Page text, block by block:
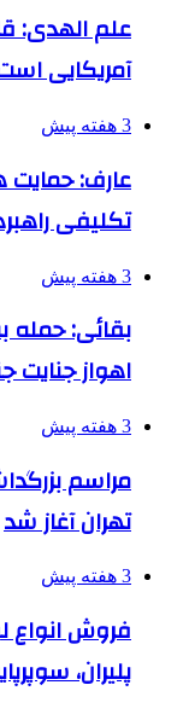
علم الهدی:
آمریکایی
3 هفته پیش
عارف: حمایت
تکلیفی
3 هفته پیش
بقائی: حمله
اهواز
3 هفته پیش
مراسم
تهران آغاز شد
3 هفته پیش
پلیران،